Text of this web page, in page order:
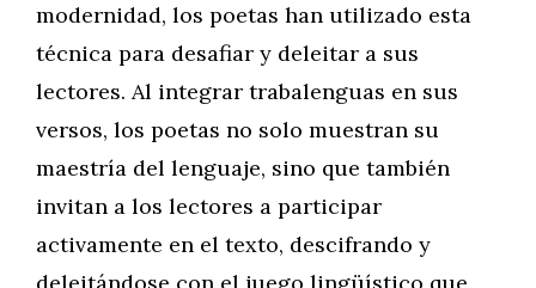
modernidad, los poetas han utilizado esta
técnica para desafiar y deleitar a sus
lectores. Al integrar trabalenguas en sus
versos, los poetas no solo muestran su
maestría del lenguaje, sino que también
invitan a los lectores a participar
activamente en el texto, descifrando y